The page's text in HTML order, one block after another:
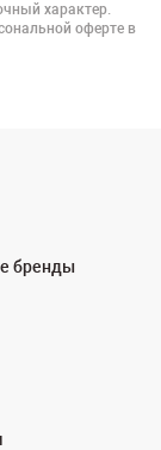
характер.
оферте в
бренды